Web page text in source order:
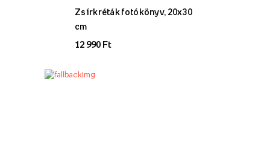
Zsírkréták fotókönyv, 20x30
cm
12 990 Ft